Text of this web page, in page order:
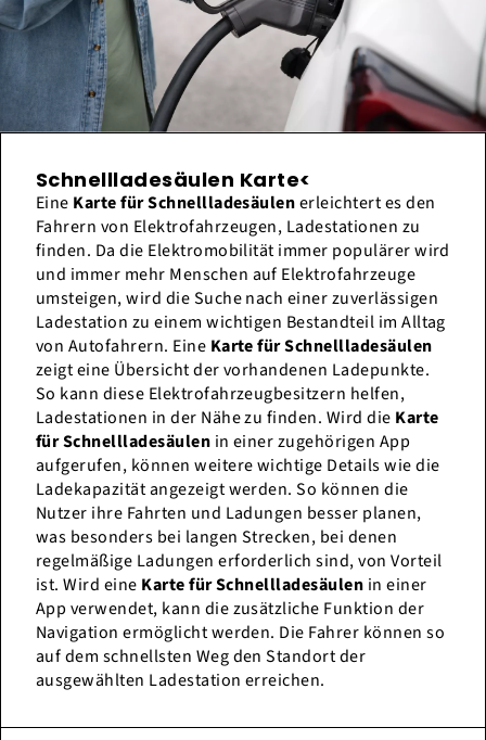
Schnellladesäulen Karte<
Eine Karte für Schnellladesäulenerleichtert es den
Fahrern von Elektrofahrzeugen, Ladestationen zu
finden. Da die Elektromobilität immer populärer wird
und immer mehr Menschen auf Elektrofahrzeuge
umsteigen, wird die Suche nach einer zuverlässigen
Ladestation zu einem wichtigen Bestandteil im Alltag
von Autofahrern. Eine Karte für Schnellladesäulen
zeigt eine Übersicht der vorhandenen Ladepunkte.
So kann diese Elektrofahrzeugbesitzern helfen,
Ladestationen in der Nähe zu finden. Wird die Karte
für Schnellladesäulen in einer zugehörigen App
aufgerufen, können weitere wichtige Details wie die
Ladekapazität angezeigt werden. So können die
Nutzer ihre Fahrten und Ladungen besser planen,
was besonders bei langen Strecken, bei denen
regelmäßige Ladungen erforderlich sind, von Vorteil
ist. Wird eine Karte für Schnellladesäulen in einer
App verwendet, kann die zusätzliche Funktion der
Navigation ermöglicht werden. Die Fahrer können so
auf dem schnellsten Weg den Standort der
ausgewählten Ladestation erreichen.